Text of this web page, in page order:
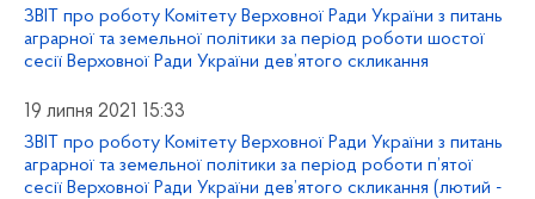
ЗВІТ про роботу Комітету Верховної Ради України з питань
аграрної та земельної політики за період роботи шостої
сесії Верховної Ради України дев’ятого скликання
19 липня 2021 15:33
ЗВІТ про роботу Комітету Верховної Ради України з питань
аграрної та земельної політики за період роботи п’ятої
сесії Верховної Ради України дев’ятого скликання (лютий -